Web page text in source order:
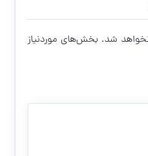
شد. بخش‌های موردنیاز